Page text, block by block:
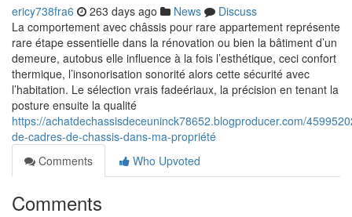
ericy738fra6 263 days ago News
Discuss
La comportement avec châssis pour rare appartement représente
rare étape essentielle dans la rénovation ou bien la bâtiment d’un
demeure, autobus elle influence à la fois l’esthétique, ceci confort
thermique, l’insonorisation sonorité alors cette sécurité avec
l’habitation. Le sélection vrais fadeériaux, la précision en tenant la
posture ensuite la qualité
https://achatdechassisdeceuninck78652.blogproducer.com/
de-cadres-de-chassis-dans-ma-propriété
Comments
Who Upvoted
Comments